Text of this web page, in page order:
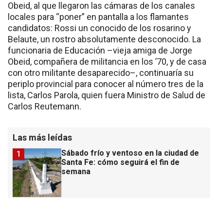
Obeid, al que llegaron las cámaras de los canales
locales para “poner” en pantalla a los flamantes
candidatos: Rossi un conocido de los rosarino y
Belaute, un rostro absolutamente desconocido. La
funcionaria de Educación –vieja amiga de Jorge
Obeid, compañera de militancia en los ’70, y de casa
con otro militante desaparecido–, continuaría su
periplo provincial para conocer al número tres de la
lista, Carlos Parola, quien fuera Ministro de Salud de
Carlos Reutemann.
Las más leídas
Sábado frío y ventoso en la ciudad de
Santa Fe: cómo seguirá el fin de
semana
1